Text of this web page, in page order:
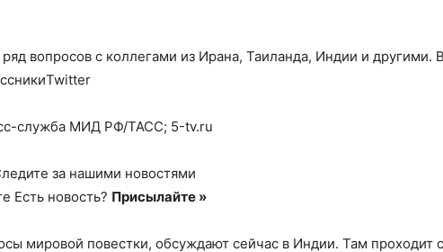
вопросов с коллегами из Ирана, Таиланда, Индии и другими.
служба МИД РФ/ТАСС; 5-tv.ru
за нашими новостями
Есть новость? Присылайте »
мировой повестки, обсуждают сейчас в Индии. Там проходит